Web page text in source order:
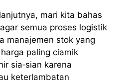
mari kita bahas
semua proses logistik
manajemen stok yang
paling ciamik
sia‑sian karena
keterlambatan